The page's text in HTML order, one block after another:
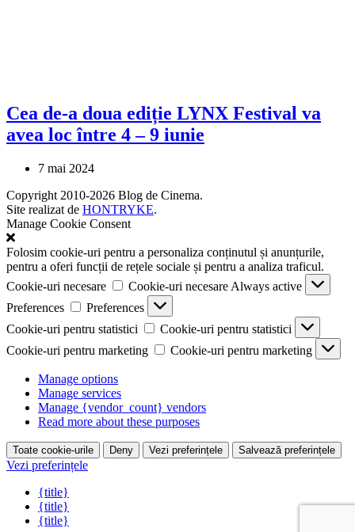
Cea de-a doua ediție LYNX Festival va
avea loc între 4 – 9 iunie
7 mai 2024
Copyright 2010-2026 Blog de Cinema.
Site realizat de HONTRYKE.
Manage Cookie Consent
Folosim cookie-uri pentru a personaliza conținutul și anunțurile,
pentru a oferi funcții de rețele sociale și pentru a analiza traficul.
Cookie-uri necesare
Cookie-uri necesare Always active
Preferences
Preferences
Cookie-uri pentru statistici
Cookie-uri pentru statistici
Cookie-uri pentru marketing
Cookie-uri pentru marketing
Manage options
Manage services
Manage {vendor_count} vendors
Read more about these purposes
Toate cookie-urile Deny Vezi preferințele Salvează preferințele
Vezi preferințele
{title}
{title}
{title}